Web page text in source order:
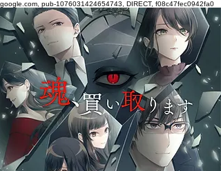
google.com, pub-1076031424654743, DIRECT, f08c47fec0942fa0